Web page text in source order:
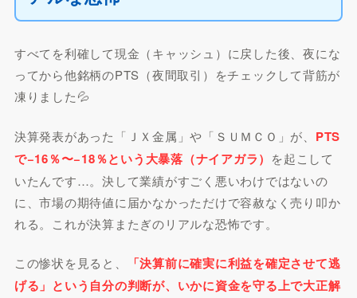
すべてを利確して現金（キャッシュ）に戻した後、夜にな
ってから他銘柄のPTS（夜間取引）をチェックして背筋が
凍りました💦
決算発表があった「ＪＸ金属」や「ＳＵＭＣＯ」が、 PTS
で−16％〜−18％という大暴落（ナイアガラ） を起こして
いたんです…。決して業績がすごく悪いわけではないの
に、市場の期待値に届かなかっただけで容赦なく売り叩か
れる。これが決算またぎのリアルな恐怖です。
この惨状を見ると、
「決算前に確実に利益を確定させて逃
げる」という自分の判断が、いかに資金を守る上で大正解